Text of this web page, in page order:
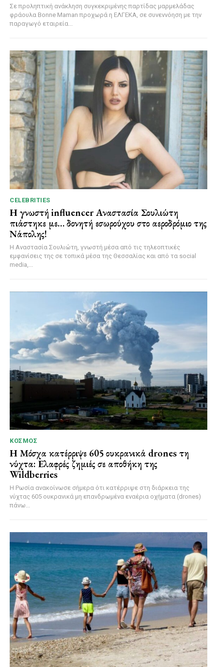
Σε προληπτική ανάκληση συγκεκριμένης παρτίδας μαρμελάδας
φράουλα Bonne Maman προχωρά η ΕΛΓΕΚΑ, σε συνεννόηση με την
παραγωγό εταιρεία...
CELEBRITIES
Η γνωστή influencer Αναστασία Σουλιώτη
πιάστηκε με… δονητή εσωρούχου στο αεροδρόμιο της
Νάπολης!
Η Αναστασία Σουλιώτη, γνωστή μέσα από τις τηλεοπτικές
εμφανίσεις της σε τοπικά μέσα της Θεσσαλίας και από τα social
media,...
ΚΌΣΜΟΣ
Η Μόσχα κατέρριψε 605 ουκρανικά drones τη
νύχτα: Ελαφρές ζημιές σε αποθήκη της
Wildberries
Η Ρωσία ανακοίνωσε σήμερα ότι κατέρριψε στη διάρκεια της
νύχτας 605 ουκρανικά μη επανδρωμένα εναέρια οχήματα (drones)
πάνω...